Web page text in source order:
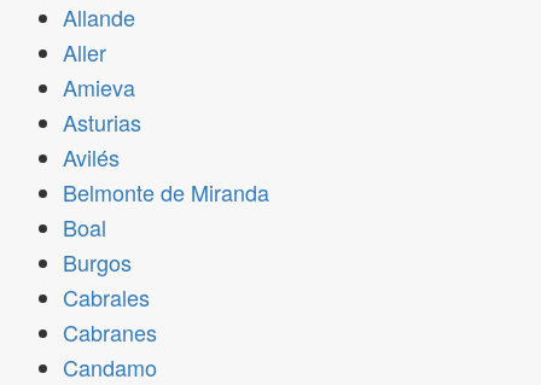
Allande
Aller
Amieva
Asturias
Avilés
Belmonte de Miranda
Boal
Burgos
Cabrales
Cabranes
Candamo